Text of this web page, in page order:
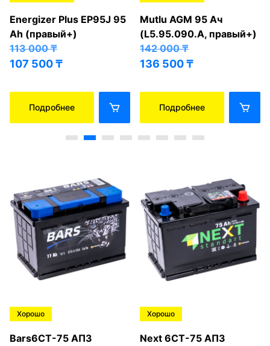
Energizer Plus EP95J 95
Ah (правый+)
113 000₸
107 500₸
Подробнее
Mutlu AGM 95 Ач
(L5.95.090.A, правый+)
142 000₸
136 500₸
Подробнее
Хорошо
Bars6СТ-75 АПЗ
Хорошо
Next 6СТ-75 АПЗ